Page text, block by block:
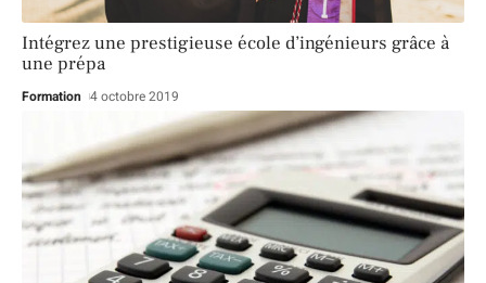
Intégrez une prestigieuse école d’ingénieurs grâce à
une prépa
Formation 4 octobre 2019